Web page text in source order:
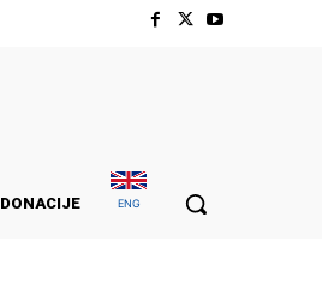
DONACIJE ENG